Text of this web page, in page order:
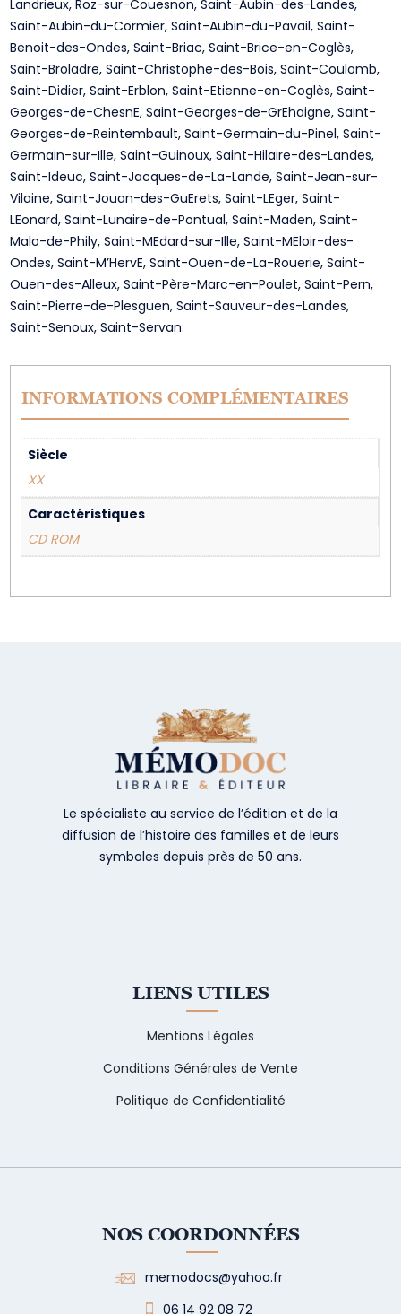
Landrieux, Roz-sur-Couesnon, Saint-Aubin-des-Landes,
Saint-Aubin-du-Cormier, Saint-Aubin-du-Pavail, Saint-
Benoit-des-Ondes, Saint-Briac, Saint-Brice-en-Coglès,
Saint-Broladre, Saint-Christophe-des-Bois, Saint-Coulomb,
Saint-Didier, Saint-Erblon, Saint-Etienne-en-Coglès, Saint-
Georges-de-ChesnE, Saint-Georges-de-GrEhaigne, Saint-
Georges-de-Reintembault, Saint-Germain-du-Pinel, Saint-
Germain-sur-Ille, Saint-Guinoux, Saint-Hilaire-des-Landes,
Saint-Ideuc, Saint-Jacques-de-La-Lande, Saint-Jean-sur-
Vilaine, Saint-Jouan-des-GuErets, Saint-LEger, Saint-
LEonard, Saint-Lunaire-de-Pontual, Saint-Maden, Saint-
Malo-de-Phily, Saint-MEdard-sur-Ille, Saint-MEloir-des-
Ondes, Saint-M’HervE, Saint-Ouen-de-La-Rouerie, Saint-
Ouen-des-Alleux, Saint-Père-Marc-en-Poulet, Saint-Pern,
Saint-Pierre-de-Plesguen, Saint-Sauveur-des-Landes,
Saint-Senoux, Saint-Servan.
INFORMATIONS COMPLÉMENTAIRES
Siècle
XX
Caractéristiques
CD ROM
Le spécialiste au service de l’édition et de la
diffusion de l’histoire des familles et de leurs
symboles depuis près de 50 ans.
LIENS UTILES
Mentions Légales
Conditions Générales de Vente
Politique de Confidentialité
NOS COORDONNÉES
memodocs@yahoo.fr
06 14 92 08 72